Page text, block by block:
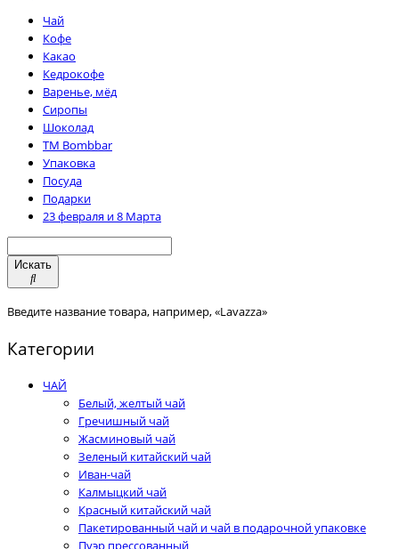
Чай
Кофе
Какао
Кедрокофе
Варенье, мёд
Сиропы
Шоколад
TM Bombbar
Упаковка
Посуда
Подарки
23 февраля и 8 Марта
Искать
Введите название товара, например, «Lavazza»
Категории
ЧАЙ
Белый, желтый чай
Гречишный чай
Жасминовый чай
Зеленый китайский чай
Иван-чай
Калмыцкий чай
Красный китайский чай
Пакетированный чай и чай в подарочной упаковке
Пуэр прессованный